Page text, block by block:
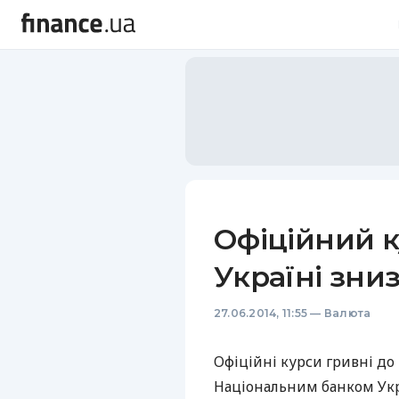
Офіційний
Україні
27.06.2014, 11:55 — Валюта
Офіційні курси гривні
Національним банком